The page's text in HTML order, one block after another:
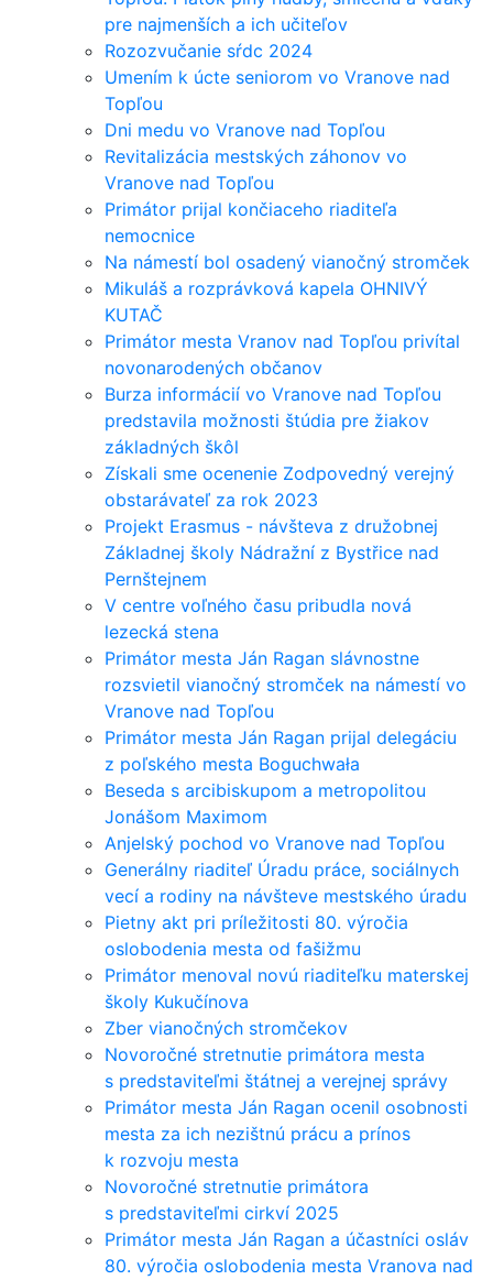
pre najmenších a ich učiteľov
Rozozvučanie sŕdc 2024
Umením k úcte seniorom vo Vranove nad
Topľou
Dni medu vo Vranove nad Topľou
Revitalizácia mestských záhonov vo
Vranove nad Topľou
Primátor prijal končiaceho riaditeľa
nemocnice
Na námestí bol osadený vianočný stromček
Mikuláš a rozprávková kapela OHNIVÝ
KUTAČ
Primátor mesta Vranov nad Topľou privítal
novonarodených občanov
Burza informácií vo Vranove nad Topľou
predstavila možnosti štúdia pre žiakov
základných škôl
Získali sme ocenenie Zodpovedný verejný
obstarávateľ za rok 2023
Projekt Erasmus - návšteva z družobnej
Základnej školy Nádražní z Bystřice nad
Pernštejnem
V centre voľného času pribudla nová
lezecká stena
Primátor mesta Ján Ragan slávnostne
rozsvietil vianočný stromček na námestí vo
Vranove nad Topľou
Primátor mesta Ján Ragan prijal delegáciu
z poľského mesta Boguchwała
Beseda s arcibiskupom a metropolitou
Jonášom Maximom
Anjelský pochod vo Vranove nad Topľou
Generálny riaditeľ Úradu práce, sociálnych
vecí a rodiny na návšteve mestského úradu
Pietny akt pri príležitosti 80. výročia
oslobodenia mesta od fašižmu
Primátor menoval novú riaditeľku materskej
školy Kukučínova
Zber vianočných stromčekov
Novoročné stretnutie primátora mesta
s predstaviteľmi štátnej a verejnej správy
Primátor mesta Ján Ragan ocenil osobnosti
mesta za ich nezištnú prácu a prínos
k rozvoju mesta
Novoročné stretnutie primátora
s predstaviteľmi cirkví 2025
Primátor mesta Ján Ragan a účastníci osláv
80. výročia oslobodenia mesta Vranova nad